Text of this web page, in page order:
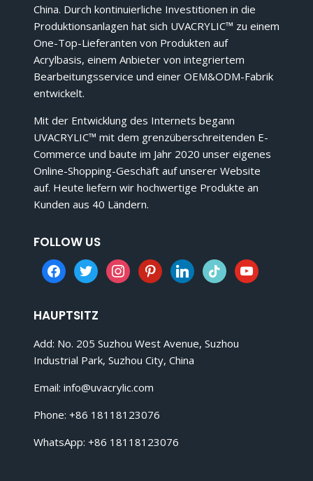
China. Durch kontinuierliche Investitionen in die
Produktionsanlagen hat sich UVACRYLIC™ zu einem
One-Top-Lieferanten von Produkten auf
Acrylbasis, einem Anbieter von integriertem
Bearbeitungsservice und einer OEM&ODM-Fabrik
entwickelt.
Mit der Entwicklung des Internets begann
UVACRYLIC™ mit dem grenzüberschreitenden E-
Commerce und baute im Jahr 2020 unser eigenes
Online-Shopping-Geschäft auf unserer Website
auf. Heute liefern wir hochwertige Produkte an
Kunden aus 40 Ländern.
FOLLOW US
facebooktwitterinstagrampinterestlinkedintiktok youtube
HAUPTSITZ
Add: No. 205 Suzhou West Avenue, Suzhou
Industrial Park, Suzhou City, China
Email: info@uvacrylic.com
Phone: +86 18118123076
WhatsApp: +86 18118123076